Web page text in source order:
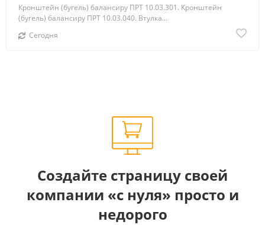
Кронштейн (бугель) балансиру ПРТ 10.03.301. Кронштейн
(бугель) балансиру ПРТ 10.03.040. Втулка...
Сегодня
Создайте страницу своей
компании «с нуля» просто и
недорого